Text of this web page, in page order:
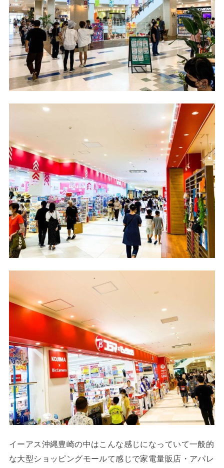
イーアス沖縄豊崎の中はこんな感じになっていて一般的
な大型ショッピングモールて感じで家電量販店・アパレ